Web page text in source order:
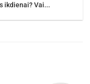
ikdienai? Vai...